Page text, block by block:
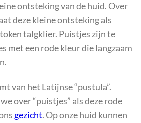
ontsteking van de huid. Over
deze kleine ontsteking als
talgklier. Puistjes zijn te
met een rode kleur die langzaam
van het Latijnse “pustula”.
over “puistjes” als deze rode
gezicht. Op onze huid kunnen